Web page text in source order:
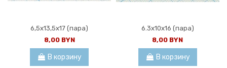
6,5x13,5x17 (пара)
8,00 BYN
В корзину
6.3x10x16 (пара)
8,00 BYN
В корзину